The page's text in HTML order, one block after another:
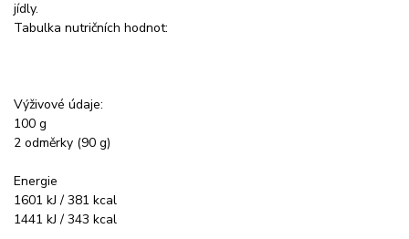
jídly.
Tabulka nutričních hodnot:
Výživové údaje:
100 g
2 odměrky (90 g)
Energie
1601 kJ / 381 kcal
1441 kJ / 343 kcal